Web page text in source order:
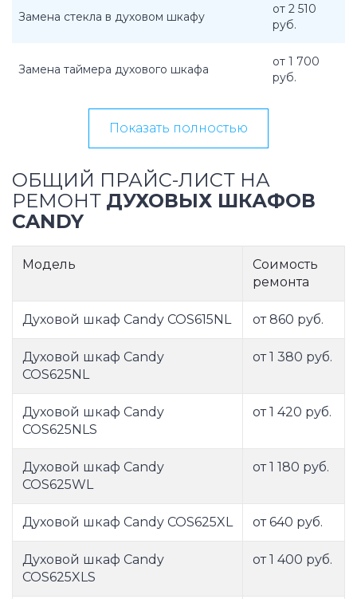
Замена стекла в духовом шкафу
от 2 510
руб.
Замена таймера духового шкафа
от 1 700
руб.
Показать полностью
ОБЩИЙ ПРАЙС-ЛИСТ НА
РЕМОНТ ДУХОВЫХ ШКАФОВ
CANDY
Модель
Соимость
ремонта
Духовой шкаф Candy COS615NL от 860 руб.
Духовой шкаф Candy
COS625NL
от 1 380 руб.
Духовой шкаф Candy
COS625NLS
от 1 420 руб.
Духовой шкаф Candy
COS625WL
от 1 180 руб.
Духовой шкаф Candy COS625XL от 640 руб.
Духовой шкаф Candy
COS625XLS
от 1 400 руб.